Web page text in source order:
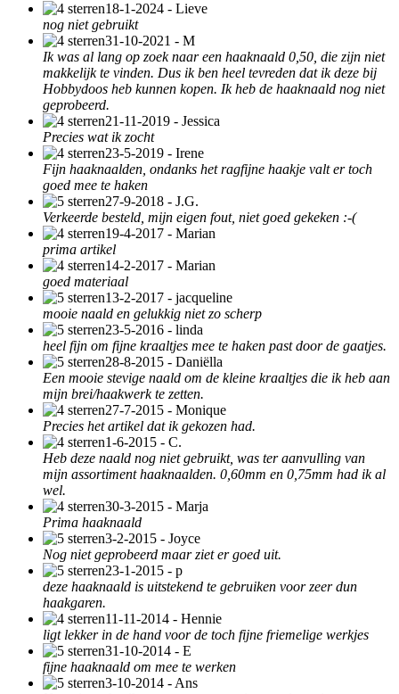
18-1-2024 - Lieve
nog niet gebruikt
31-10-2021 - M
Ik was al lang op zoek naar een haaknaald 0,50, die zijn niet
makkelijk te vinden. Dus ik ben heel tevreden dat ik deze bij
Hobbydoos heb kunnen kopen. Ik heb de haaknaald nog niet
geprobeerd.
21-11-2019 - Jessica
Precies wat ik zocht
23-5-2019 - Irene
Fijn haaknaalden, ondanks het ragfijne haakje valt er toch
goed mee te haken
27-9-2018 - J.G.
Verkeerde besteld, mijn eigen fout, niet goed gekeken :-(
19-4-2017 - Marian
prima artikel
14-2-2017 - Marian
goed materiaal
13-2-2017 - jacqueline
mooie naald en gelukkig niet zo scherp
23-5-2016 - linda
heel fijn om fijne kraaltjes mee te haken past door de gaatjes.
28-8-2015 - Daniëlla
Een mooie stevige naald om de kleine kraaltjes die ik heb aan
mijn brei/haakwerk te zetten.
27-7-2015 - Monique
Precies het artikel dat ik gekozen had.
1-6-2015 - C.
Heb deze naald nog niet gebruikt, was ter aanvulling van
mijn assortiment haaknaalden. 0,60mm en 0,75mm had ik al
wel.
30-3-2015 - Marja
Prima haaknaald
3-2-2015 - Joyce
Nog niet geprobeerd maar ziet er goed uit.
23-1-2015 - p
deze haaknaald is uitstekend te gebruiken voor zeer dun
haakgaren.
11-11-2014 - Hennie
ligt lekker in de hand voor de toch fijne friemelige werkjes
31-10-2014 - E
fijne haaknaald om mee te werken
3-10-2014 - Ans